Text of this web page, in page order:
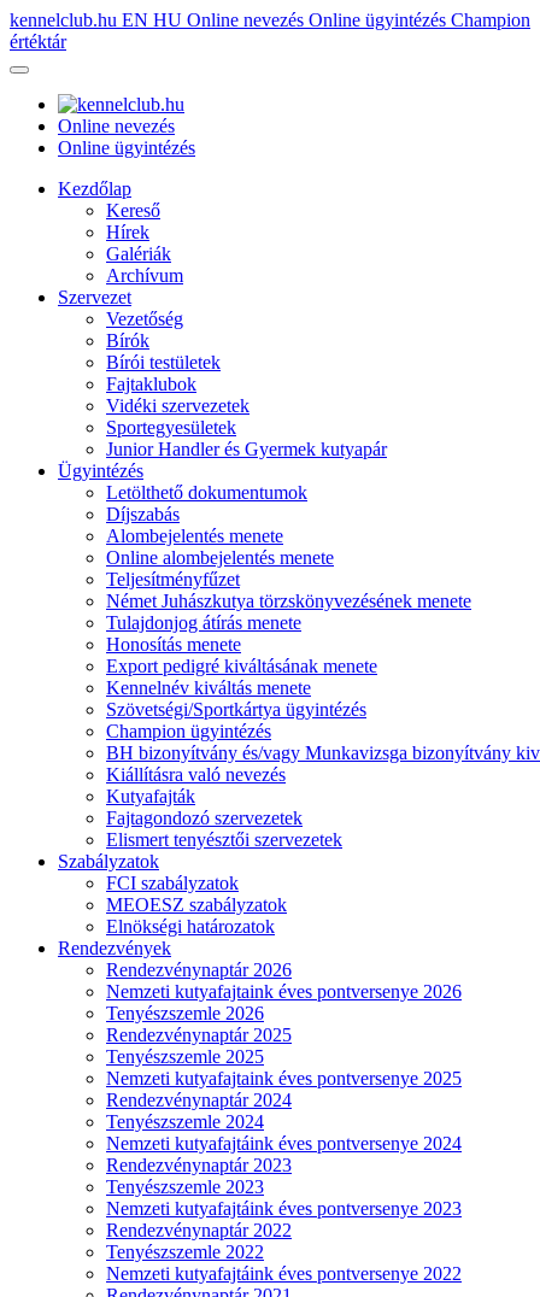
kennelclub.hu EN HU Online nevezés Online ügyintézés Champion
értéktár
Online nevezés
Online ügyintézés
Kezdőlap
Kereső
Hírek
Galériák
Archívum
Szervezet
Vezetőség
Bírók
Bírói testületek
Fajtaklubok
Vidéki szervezetek
Sportegyesületek
Junior Handler és Gyermek kutyapár
Ügyintézés
Letölthető dokumentumok
Díjszabás
Alombejelentés menete
Online alombejelentés menete
Teljesítményfűzet
Német Juhászkutya törzskönyvezésének menete
Tulajdonjog átírás menete
Honosítás menete
Export pedigré kiváltásának menete
Kennelnév kiváltás menete
Szövetségi/Sportkártya ügyintézés
Champion ügyintézés
BH bizonyítvány és/vagy Munkavizsga bizonyítvány
Kiállításra való nevezés
Kutyafajták
Fajtagondozó szervezetek
Elismert tenyésztői szervezetek
Szabályzatok
FCI szabályzatok
MEOESZ szabályzatok
Elnökségi határozatok
Rendezvények
Rendezvénynaptár 2026
Nemzeti kutyafajtaink éves pontversenye 2026
Tenyészszemle 2026
Rendezvénynaptár 2025
Tenyészszemle 2025
Nemzeti kutyafajtaink éves pontversenye 2025
Rendezvénynaptár 2024
Tenyészszemle 2024
Nemzeti kutyafajtáink éves pontversenye 2024
Rendezvénynaptár 2023
Tenyészszemle 2023
Nemzeti kutyafajtáink éves pontversenye 2023
Rendezvénynaptár 2022
Tenyészszemle 2022
Nemzeti kutyafajtáink éves pontversenye 2022